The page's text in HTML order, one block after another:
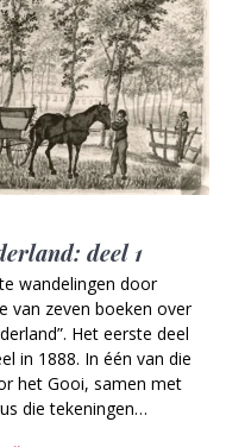
deel 1
wandelingen door
van zeven boeken over
Het eerste deel
in 1888. In één van die
het Gooi, samen met
die tekeningen…